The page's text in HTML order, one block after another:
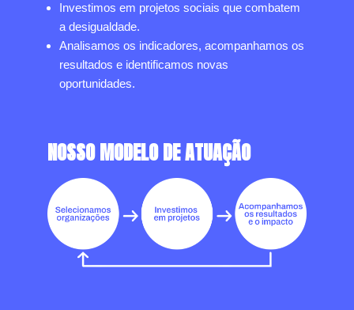
Investimos em projetos sociais que combatem
a desigualdade.
Analisamos os indicadores, acompanhamos os
resultados e identificamos novas
oportunidades.
NOSSO MODELO DE ATUAÇÃO